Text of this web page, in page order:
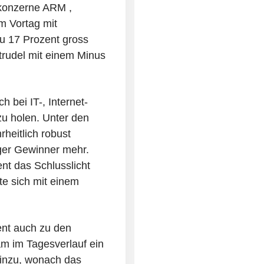
ARM ,
Vortag mit
17 Prozent gross
mit einem Minus
bei IT-, Internet-
holen. Unter den
robust
Gewinner mehr.
das Schlusslicht
sich mit einem
auch zu den
im Tagesverlauf ein
wonach das